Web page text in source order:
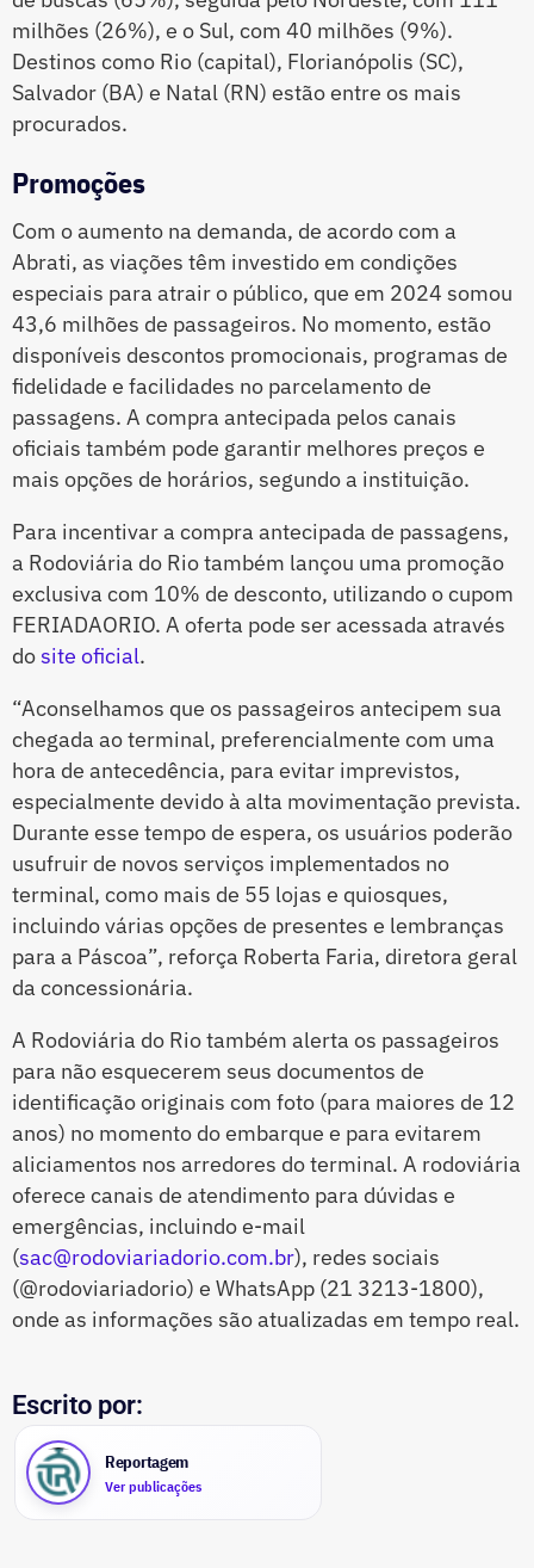
milhões (26%), e o Sul, com 40 milhões (9%).
Destinos como Rio (capital), Florianópolis (SC),
Salvador (BA) e Natal (RN) estão entre os mais
procurados.
Promoções
Com o aumento na demanda, de acordo com a
Abrati, as viações têm investido em condições
especiais para atrair o público, que em 2024 somou
43,6 milhões de passageiros. No momento, estão
disponíveis descontos promocionais, programas de
fidelidade e facilidades no parcelamento de
passagens. A compra antecipada pelos canais
oficiais também pode garantir melhores preços e
mais opções de horários, segundo a instituição.
Para incentivar a compra antecipada de passagens,
a Rodoviária do Rio também lançou uma promoção
exclusiva com 10% de desconto, utilizando o cupom
FERIADAORIO. A oferta pode ser acessada através
dosite oficial.
“Aconselhamos que os passageiros antecipem sua
chegada ao terminal, preferencialmente com uma
hora de antecedência, para evitar imprevistos,
especialmente devido à alta movimentação prevista.
Durante esse tempo de espera, os usuários poderão
usufruir de novos serviços implementados no
terminal, como mais de 55 lojas e quiosques,
incluindo várias opções de presentes e lembranças
para a Páscoa”, reforça Roberta Faria, diretora geral
da concessionária.
A Rodoviária do Rio também alerta os passageiros
para não esquecerem seus documentos de
identificação originais com foto (para maiores de 12
anos) no momento do embarque e para evitarem
aliciamentos nos arredores do terminal. A rodoviária
oferece canais de atendimento para dúvidas e
emergências, incluindo e-mail
(sac@rodoviariadorio.com.br), redes sociais
(@rodoviariadorio) e WhatsApp (21 3213-1800),
onde as informações são atualizadas em tempo real.
Escrito por:
Reportagem
Ver publicações